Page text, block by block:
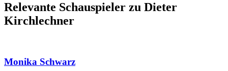
Relevante Schauspieler zu Dieter
Kirchlechner
Monika Schwarz